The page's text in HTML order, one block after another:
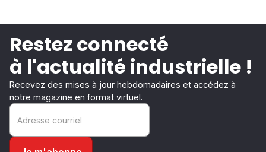
Restez connecté
à l'actualité industrielle !
Recevez des mises à jour hebdomadaires et accédez à
notre magazine en format virtuel.